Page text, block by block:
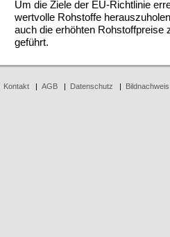
Um die Ziele der EU-Richtlinie
wertvolle Rohstoffe
auch die erhöhten Rohstoffpreise
geführt.
Kontakt| AGB| Datenschutz Bildnachweis